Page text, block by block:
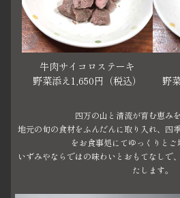
野
牛肉サイコロステーキ
野菜添え1,650円（税込）
四万の山と清流が育む恵み
地元の旬の食材をふんだんに取り入れ、四
をお食事処にてゆっくりとご
いずみやならではの味わいとおもてなしで
たします。